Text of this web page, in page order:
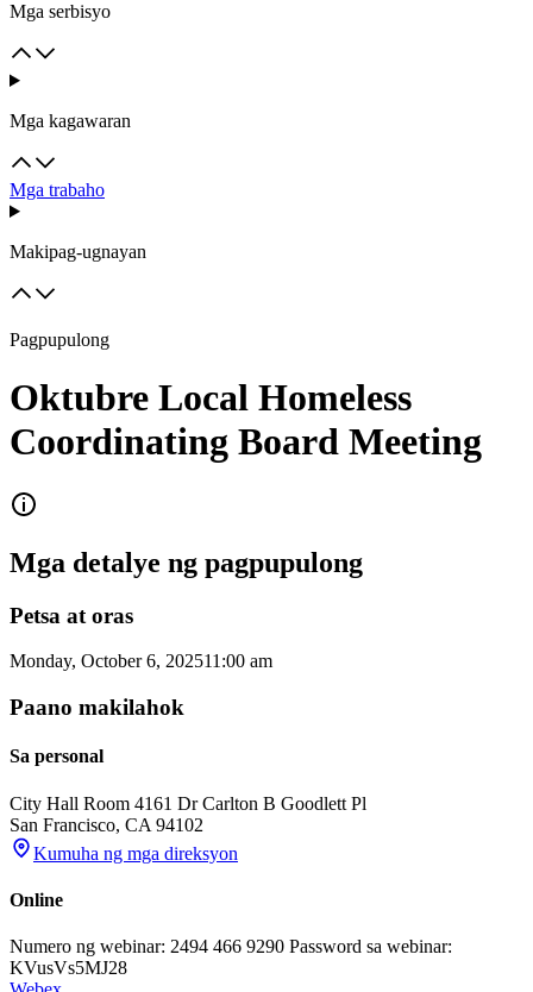
Mga serbisyo
Mga kagawaran
Mga trabaho
Makipag-ugnayan
Pagpupulong
Oktubre Local Homeless
Coordinating Board Meeting
Mga detalye ng pagpupulong
Petsa at oras
Monday, October 6, 202511:00 am
Paano makilahok
Sa personal
City Hall Room 4161 Dr Carlton B Goodlett Pl
San Francisco, CA 94102
Kumuha ng mga direksyon
Online
Numero ng webinar: 2494 466 9290 Password sa webinar:
KVusVs5MJ28